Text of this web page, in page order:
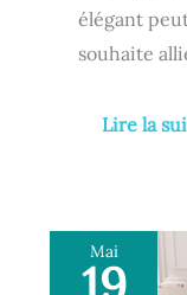
élégant
souhaite
Lire la
Mai
Test